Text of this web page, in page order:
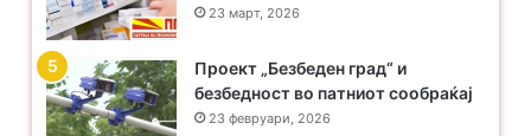
23 март, 2026
Проект „Безбеден град“ и
безбедност во патниот сообраќај
23 февруари, 2026